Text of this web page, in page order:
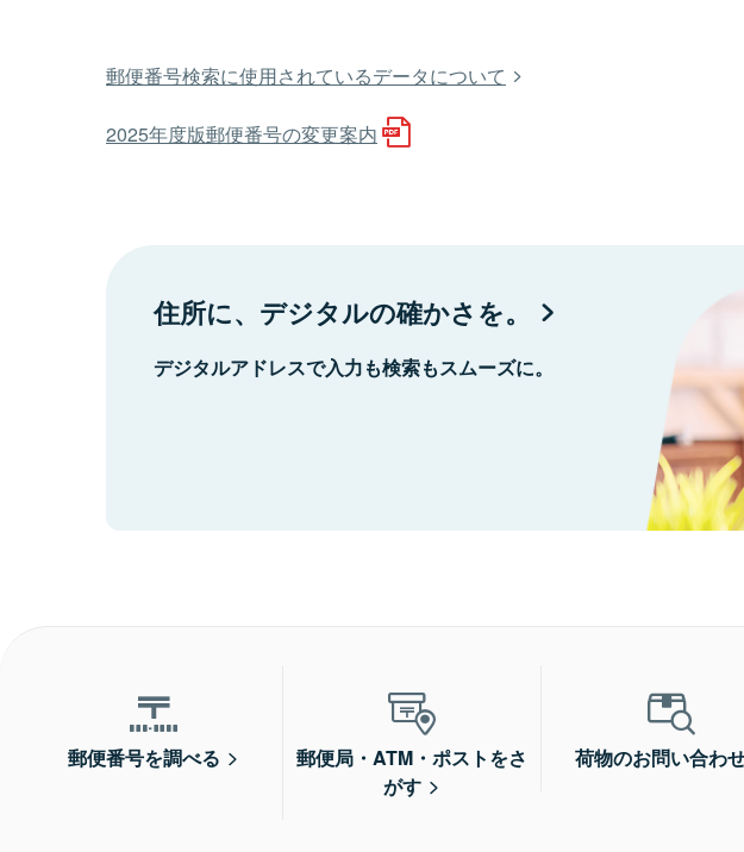
郵便番号検索に使用されているデータについて
2025年度版郵便番号の変更案内
住所に、デジタルの確かさを。
デジタルアドレスで入力も検索もスムーズに。
郵便番号を調べる
郵便局・ATM・ポストをさ
がす
荷物のお問い合わ